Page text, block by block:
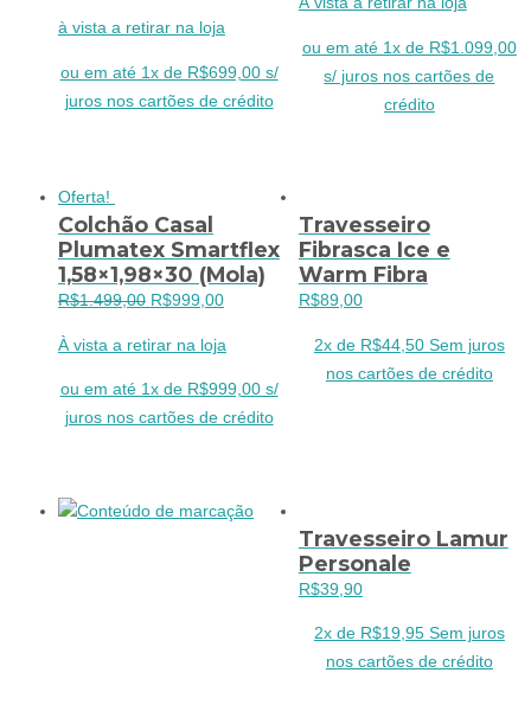
original
era:
R$899,00.
atual
é:
R$699,00.
à vista a retirar na loja
ou em até 1x de R$699,00 s/
juros nos cartões de crédito
original
era:
R$1.499,00.
é:
ou em até 1x de R$1.099,00
s/ juros nos cartões de
crédito
Oferta!
Colchão Casal
Plumatex Smartflex
1,58×1,98×30 (Mola)
R$1.499,00 O
original
era:
R$1.499,00.
R$999,00O
atual
é:
R$999,00.
À vista a retirar na loja
ou em até 1x de R$999,00 s/
juros nos cartões de crédito
Travesseiro
Fibrasca Ice e
Warm Fibra
R$89,00
2x de R$44,50 Sem juros
nos cartões de crédito
Travesseiro Lamur
Personale
R$39,90
2x de R$19,95 Sem juros
nos cartões de crédito